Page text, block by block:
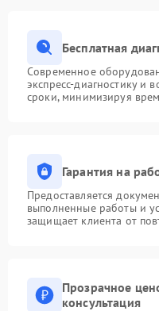
Бесплатная
Современное
экспресс-диагностику и
сроки, минимизируя
Гарантия на
Предоставляется
выполненные работы и
защищает клиента от
Прозрачное
консультация